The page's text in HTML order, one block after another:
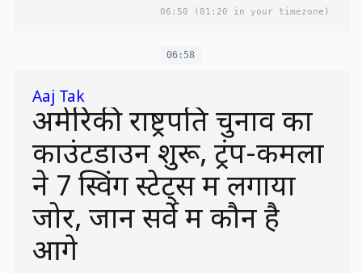
06:50 (01:20 in your timezone)
06:58
Aaj Tak
अमेरिकी राष्ट्रपति चुनाव का
काउंटडाउन शुरू, ट्रंप-कमला
ने 7 स्विंग स्टेट्स में लगाया
जोर, जानें सर्वे में कौन है
आगे